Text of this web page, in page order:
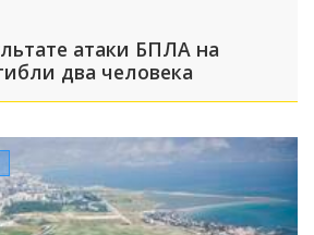
атаки БПЛА на
два человека